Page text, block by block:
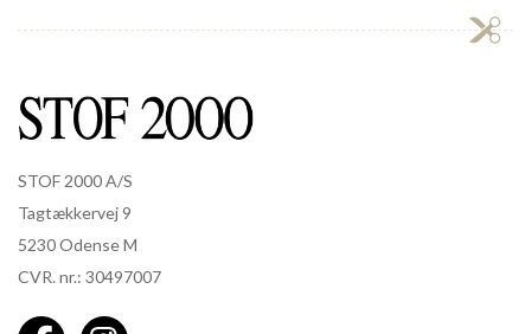
STOF 2000 A/S
Tagtækkervej 9
5230 Odense M
CVR. nr.: 30497007